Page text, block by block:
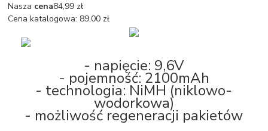
Nasza cena84,99 zł
Cena katalogowa: 89,00 zł
- napięcie: 9,6V
- pojemność: 2100mAh
- technologia: NiMH (niklowo-
wodorkowa)
- możliwość regeneracji pakietów